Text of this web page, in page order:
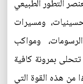
التطور الطبيعي
ومسيرات
ومواكب
بمرونة كافية
من هذه القوة التي